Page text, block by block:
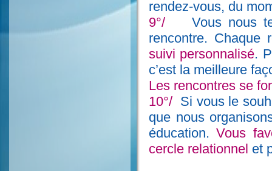
rendez-vous, du
9°/Vous nous
rencontre. Chaque
suivi personnalisé.
c’est la meilleure
Les rencontres se
10°/ Si vous le
que nous
éducation.Vous
cercle relationnel et